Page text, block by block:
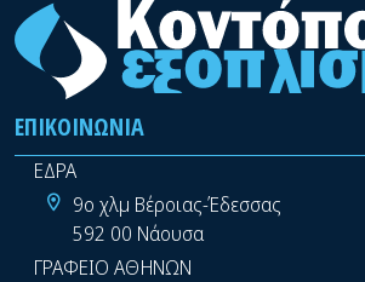
ΕΠΙΚΟΙΝΩΝΊΑ
ΕΔΡΑ
9ο χλμ Βέροιας-Έδεσσας
592 00 Νάουσα
ΓΡΑΦΕΙΟ ΑΘΗΝΩΝ